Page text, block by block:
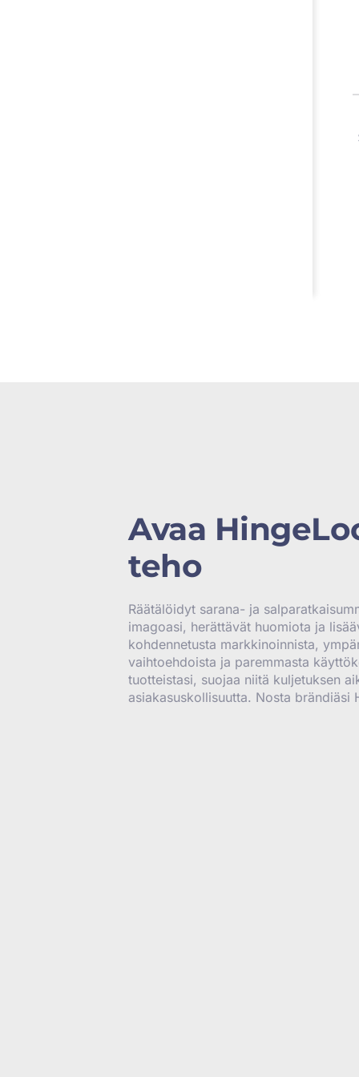
Avaa
teho
Räätälöidyt sarana- ja
imagoasi, herättävät huomiota ja
kohdennetusta markkinoinnista,
vaihtoehdoista ja paremmasta
tuotteistasi, suojaa niitä kuljetuksen
asiakasuskollisuutta. Nosta brändiäsi